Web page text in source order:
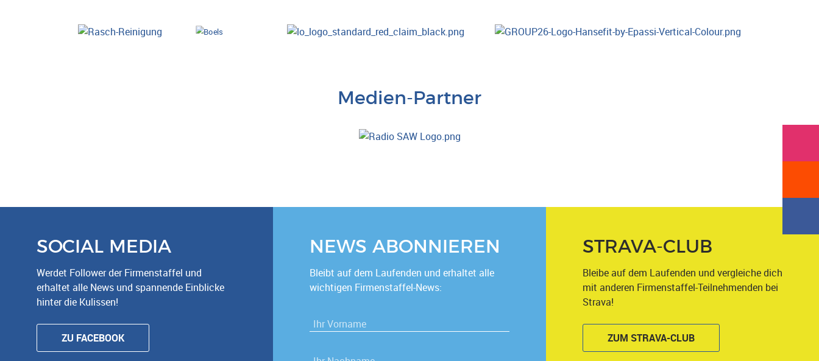
Medien-Partner
SOCIAL MEDIA
Werdet Follower der Firmenstaffel und
erhaltet alle News und spannende Einblicke
hinter die Kulissen!
ZU FACEBOOK
NEWS ABONNIEREN
Bleibt auf dem Laufenden und erhaltet alle
wichtigen Firmenstaffel-News:
VORNAME*
STRAVA-CLUB
Bleibe auf dem Laufenden und vergleiche dich
mit anderen Firmenstaffel-Teilnehmenden bei
Strava!
ZUM STRAVA-CLUB